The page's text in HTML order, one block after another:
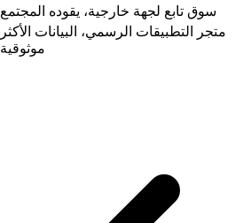
سوق تابع لجهة خارجية، يقوده المجتمع
متجر التطبيقات الرسمي، البيانات الأكثر
موثوقية